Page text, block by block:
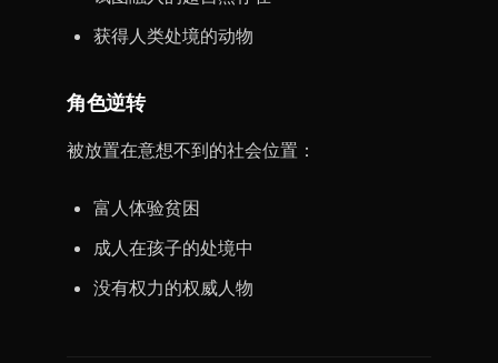
获得人类处境的动物
角色逆转
被放置在意想不到的社会位置：
富人体验贫困
成人在孩子的处境中
没有权力的权威人物